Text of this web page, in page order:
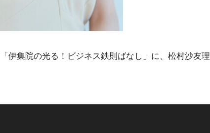
伊集院の光る！ビジネス鉄則ばなし」に、松村沙友理